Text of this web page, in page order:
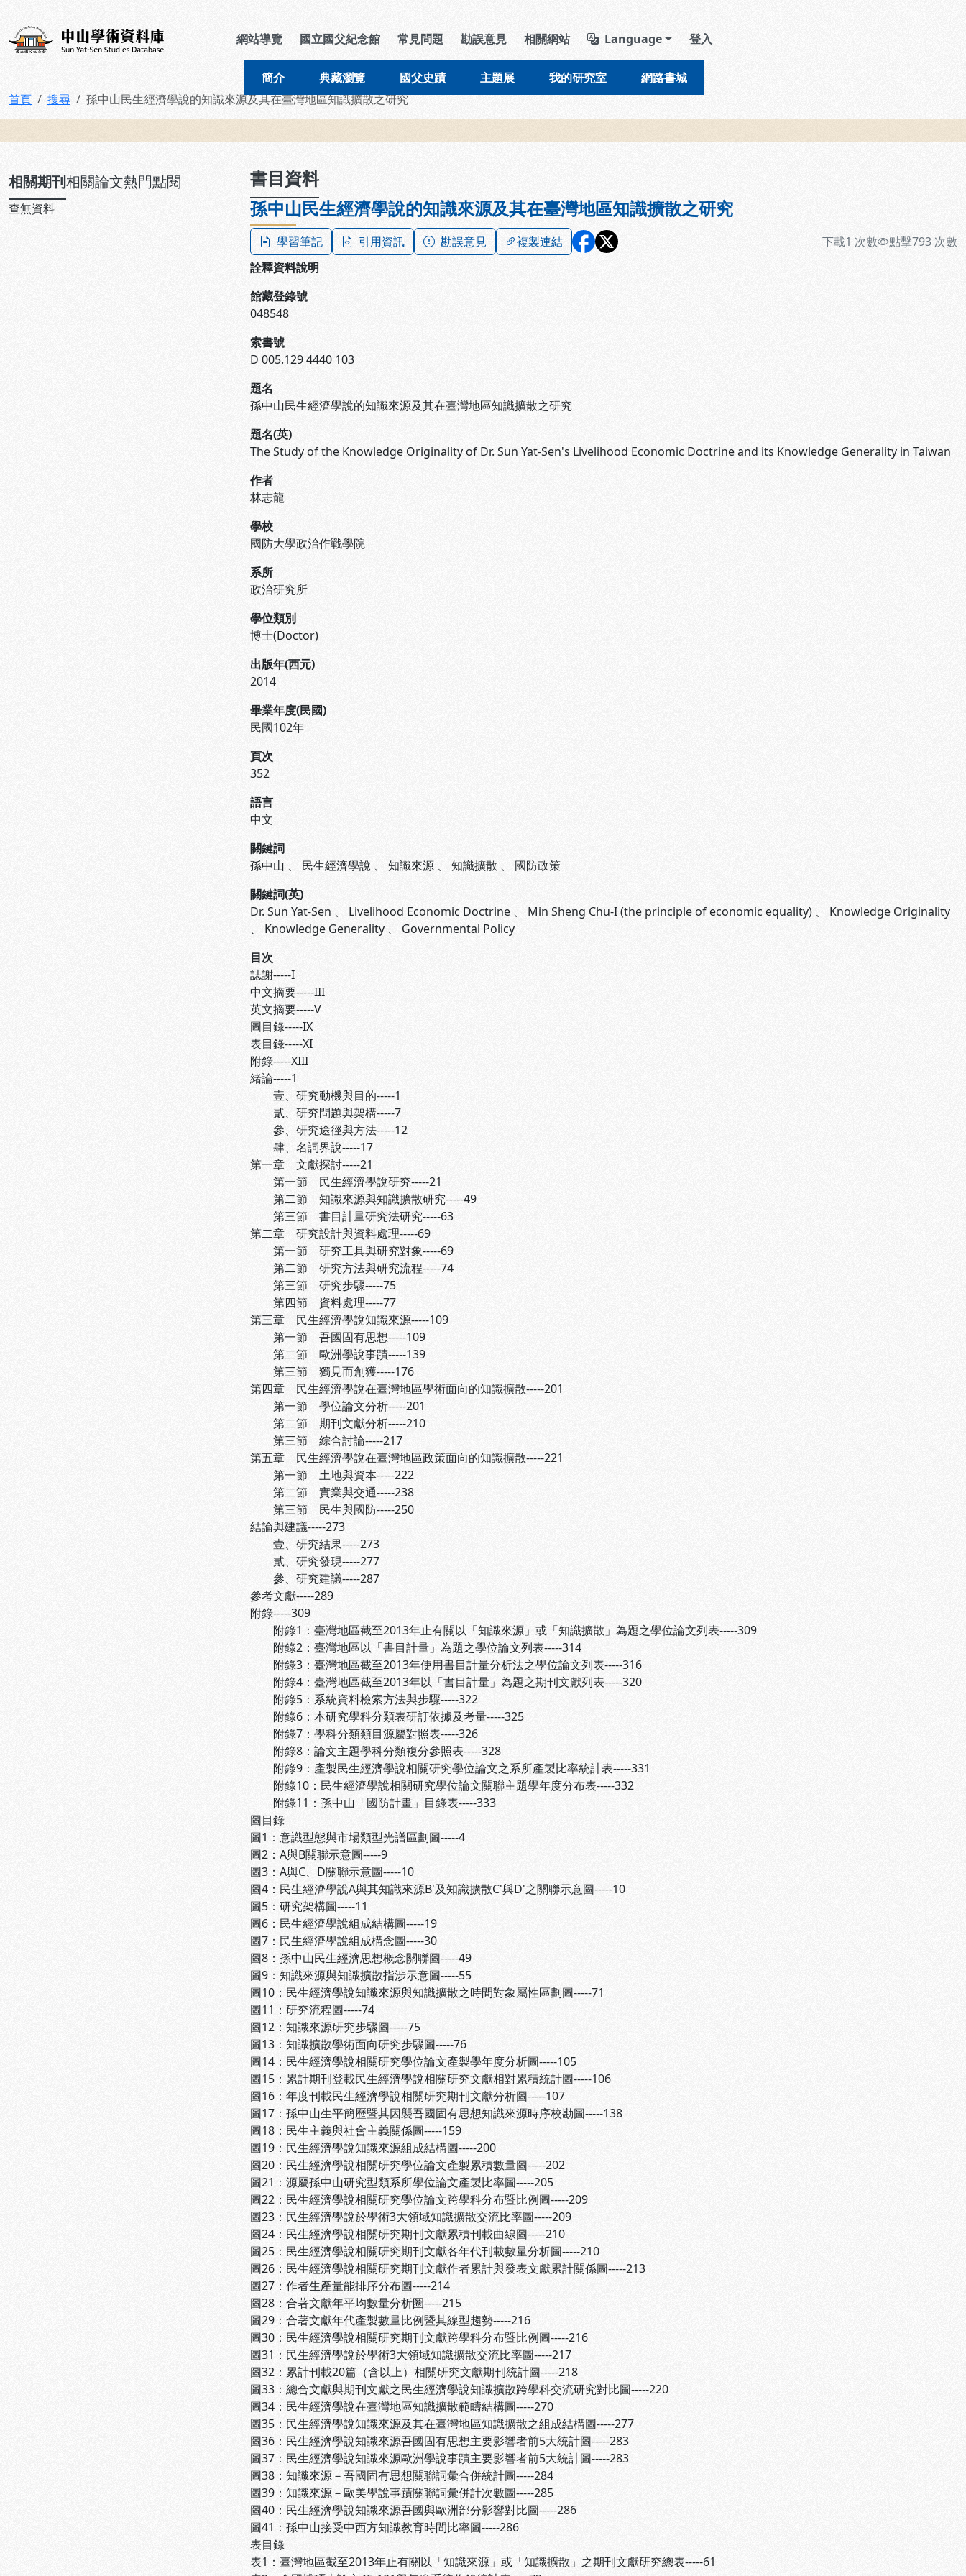
中山學術資料庫 導覽列區塊
網站導覽 國立國父紀念館 常見問題 勘誤意見 相關網站 Language 登入
簡介 典藏瀏覽 國父史蹟 主題展 我的研究室 網路書城
首頁 搜尋 孫中山民生經濟學說的知識來源及其在臺灣地區知識擴散之研究
相關期刊相關論文熱門點閱
查無資料
書目資料
孫中山民生經濟學說的知識來源及其在臺灣地區知識擴散之研究
學習筆記 引用資訊 勘誤意見 複製連結 下載1 次數 點擊793 次數
詮釋資料說明
館藏登錄號
048548
索書號
D 005.129 4440 103
題名
孫中山民生經濟學說的知識來源及其在臺灣地區知識擴散之研究
題名(英)
The Study of the Knowledge Originality of Dr. Sun Yat-Sen's Livelihood Economic Doctrine and its Knowledge Generality in Taiwan
作者
林志龍
學校
國防大學政治作戰學院
系所
政治研究所
學位類別
博士(Doctor)
出版年(西元)
2014
畢業年度(民國)
民國102年
頁次
352
語言
中文
關鍵詞
孫中山 、 民生經濟學說 、 知識來源 、 知識擴散 、 國防政策
關鍵詞(英)
Dr. Sun Yat-Sen 、 Livelihood Economic Doctrine 、 Min Sheng Chu-I (the principle of economic equality) 、 Knowledge Originality
、 Knowledge Generality 、 Governmental Policy
目次
誌謝-----I
中文摘要-----III
英文摘要-----V
圖目錄-----IX
表目錄-----XI
附錄-----XIII
緒論-----1
壹、研究動機與目的-----1
貳、研究問題與架構-----7
參、研究途徑與方法-----12
肆、名詞界說-----17
第一章 文獻探討-----21
第一節 民生經濟學說研究-----21
第二節 知識來源與知識擴散研究-----49
第三節 書目計量研究法研究-----63
第二章 研究設計與資料處理-----69
第一節 研究工具與研究對象-----69
第二節 研究方法與研究流程-----74
第三節 研究步驟-----75
第四節 資料處理-----77
第三章 民生經濟學說知識來源-----109
第一節 吾國固有思想-----109
第二節 歐洲學說事蹟-----139
第三節 獨見而創獲-----176
第四章 民生經濟學說在臺灣地區學術面向的知識擴散-----201
第一節 學位論文分析-----201
第二節 期刊文獻分析-----210
第三節 綜合討論-----217
第五章 民生經濟學說在臺灣地區政策面向的知識擴散-----221
第一節 土地與資本-----222
第二節 實業與交通-----238
第三節 民生與國防-----250
結論與建議-----273
壹、研究結果-----273
貳、研究發現-----277
參、研究建議-----287
參考文獻-----289
附錄-----309
附錄1：臺灣地區截至2013年止有關以「知識來源」或「知識擴散」為題之學位論文列表-----309
附錄2：臺灣地區以「書目計量」為題之學位論文列表-----314
附錄3：臺灣地區截至2013年使用書目計量分析法之學位論文列表-----316
附錄4：臺灣地區截至2013年以「書目計量」為題之期刊文獻列表-----320
附錄5：系統資料檢索方法與步驟-----322
附錄6：本研究學科分類表研訂依據及考量-----325
附錄7：學科分類類目源屬對照表-----326
附錄8：論文主題學科分類複分參照表-----328
附錄9：產製民生經濟學說相關研究學位論文之系所產製比率統計表-----331
附錄10：民生經濟學說相關研究學位論文關聯主題學年度分布表-----332
附錄11：孫中山「國防計畫」目錄表-----333
圖目錄
圖1：意識型態與市場類型光譜區劃圖-----4
圖2：A與B關聯示意圖-----9
圖3：A與C、D關聯示意圖-----10
圖4：民生經濟學說A與其知識來源B'及知識擴散C'與D'之關聯示意圖-----10
圖5：研究架構圖-----11
圖6：民生經濟學說組成結構圖-----19
圖7：民生經濟學說組成構念圖-----30
圖8：孫中山民生經濟思想概念關聯圖-----49
圖9：知識來源與知識擴散指涉示意圖-----55
圖10：民生經濟學說知識來源與知識擴散之時間對象屬性區劃圖-----71
圖11：研究流程圖-----74
圖12：知識來源研究步驟圖-----75
圖13：知識擴散學術面向研究步驟圖-----76
圖14：民生經濟學說相關研究學位論文產製學年度分析圖-----105
圖15：累計期刊登載民生經濟學說相關研究文獻相對累積統計圖-----106
圖16：年度刊載民生經濟學說相關研究期刊文獻分析圖-----107
圖17：孫中山生平簡歷暨其因襲吾國固有思想知識來源時序校勘圖-----138
圖18：民生主義與社會主義關係圖-----159
圖19：民生經濟學說知識來源組成結構圖-----200
圖20：民生經濟學說相關研究學位論文產製累積數量圖-----202
圖21：源屬孫中山研究型類系所學位論文產製比率圖-----205
圖22：民生經濟學說相關研究學位論文跨學科分布暨比例圖-----209
圖23：民生經濟學說於學術3大領域知識擴散交流比率圖-----209
圖24：民生經濟學說相關研究期刊文獻累積刊載曲線圖-----210
圖25：民生經濟學說相關研究期刊文獻各年代刊載數量分析圖-----210
圖26：民生經濟學說相關研究期刊文獻作者累計與發表文獻累計關係圖-----213
圖27：作者生產量能排序分布圖-----214
圖28：合著文獻年平均數量分析圈-----215
圖29：合著文獻年代產製數量比例暨其線型趨勢-----216
圖30：民生經濟學說相關研究期刊文獻跨學科分布暨比例圖-----216
圖31：民生經濟學說於學術3大領域知識擴散交流比率圖-----217
圖32：累計刊載20篇（含以上）相關研究文獻期刊統計圖-----218
圖33：總合文獻與期刊文獻之民生經濟學說知識擴散跨學科交流研究對比圖-----220
圖34：民生經濟學說在臺灣地區知識擴散範疇結構圖-----270
圖35：民生經濟學說知識來源及其在臺灣地區知識擴散之組成結構圖-----277
圖36：民生經濟學說知識來源吾國固有思想主要影響者前5大統計圖-----283
圖37：民生經濟學說知識來源歐洲學說事蹟主要影響者前5大統計圖-----283
圖38：知識來源－吾國固有思想關聯詞彙合併統計圖-----284
圖39：知識來源－歐美學說事蹟關聯詞彙併計次數圖-----285
圖40：民生經濟學說知識來源吾國與歐洲部分影響對比圖-----286
圖41：孫中山接受中西方知識教育時間比率圖-----286
表目錄
表1：臺灣地區截至2013年止有關以「知識來源」或「知識擴散」之期刊文獻研究總表-----61